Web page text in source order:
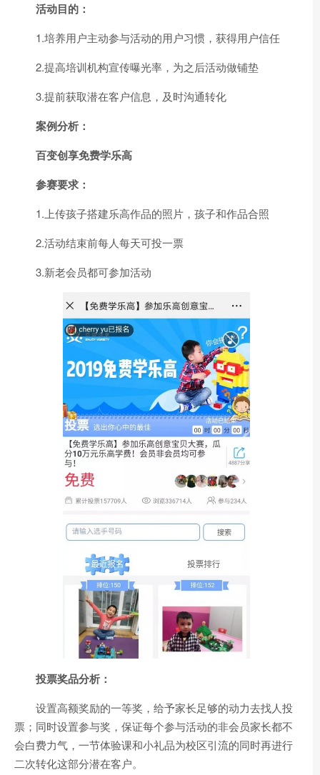
活动目的：
1.培养用户主动参与活动的用户习惯，获得用户信任
2.提高培训机构宣传曝光率，为之后活动做铺垫
3.提前获取潜在客户信息，及时沟通转化
案例分析：
百变创享免费学乐高
参赛要求：
1.上传孩子搭建乐高作品的照片，孩子和作品合照
2.活动结束前每人每天可投一票
3.新老会员都可参加活动
投票奖品分析：
设置高额奖励的一等奖，给予家长足够的动力去找人投
票；同时设置参与奖，保证每个参与活动的非会员家长都不
会白费力气，一节体验课和小礼品为校区引流的同时再进行
二次转化这部分潜在客户。